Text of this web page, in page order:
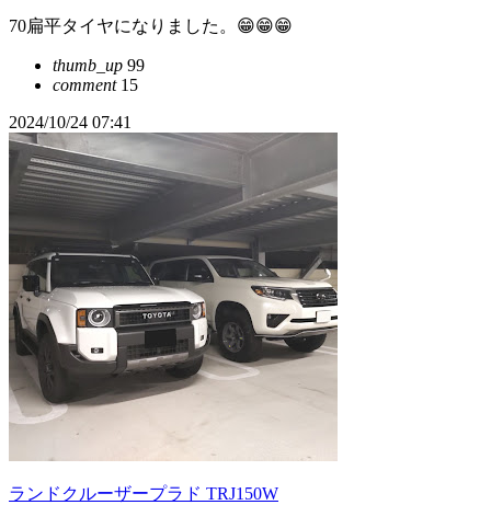
70扁平タイヤになりました。😁😁😁
thumb_up 99
comment15
2024/10/24 07:41
ランドクルーザープラド TRJ150W